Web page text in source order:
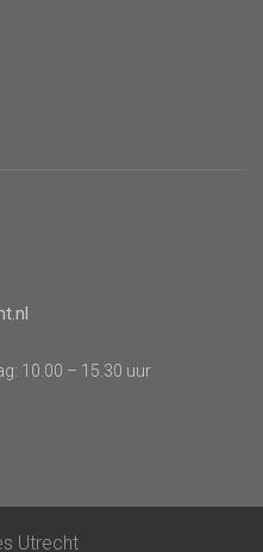
10.00 – 15.30 uur
Utrecht